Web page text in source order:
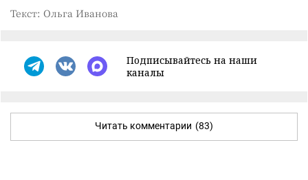
Текст: Ольга Иванова
Подписывайтесь на наши
каналы
Читать комментарии (83)